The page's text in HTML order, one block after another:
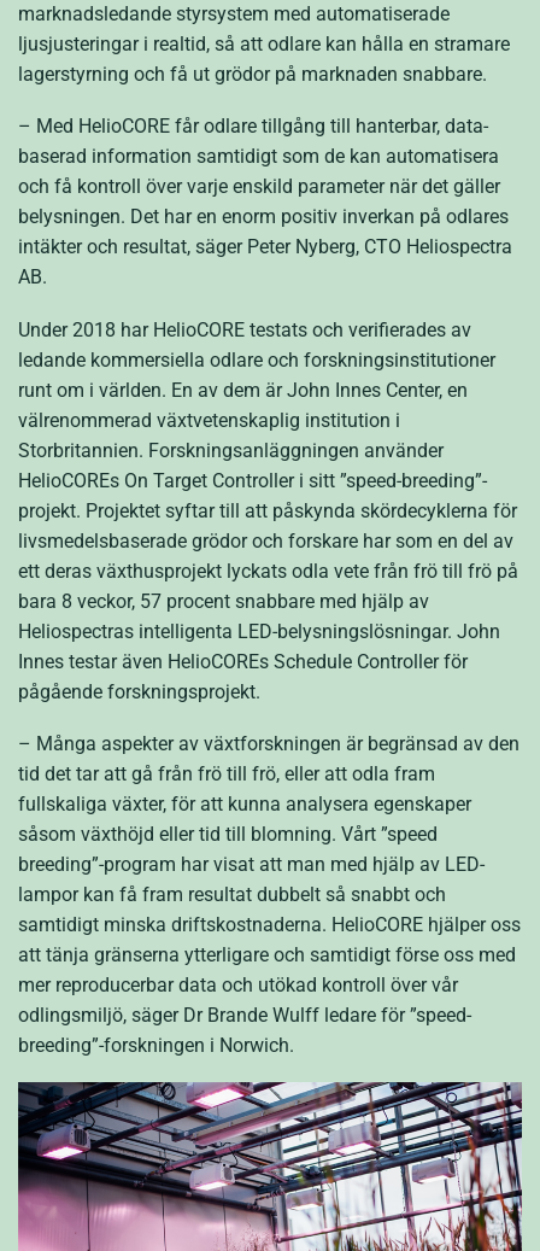
marknadsledande styrsystem med automatiserade
ljusjusteringar i realtid, så att odlare kan hålla en stramare
lagerstyrning och få ut grödor på marknaden snabbare.
– Med HelioCORE får odlare tillgång till hanterbar, data-
baserad information samtidigt som de kan automatisera
och få kontroll över varje enskild parameter när det gäller
belysningen. Det har en enorm positiv inverkan på odlares
intäkter och resultat, säger Peter Nyberg, CTO Heliospectra
AB.
Under 2018 har HelioCORE testats och verifierades av
ledande kommersiella odlare och forskningsinstitutioner
runt om i världen. En av dem är John Innes Center, en
välrenommerad växtvetenskaplig institution i
Storbritannien. Forskningsanläggningen använder
HelioCOREs On Target Controller i sitt ”speed-breeding”-
projekt. Projektet syftar till att påskynda skördecyklerna för
livsmedelsbaserade grödor och forskare har som en del av
ett deras växthusprojekt lyckats odla vete från frö till frö på
bara 8 veckor, 57 procent snabbare med hjälp av
Heliospectras intelligenta LED-belysningslösningar. John
Innes testar även HelioCOREs Schedule Controller för
pågående forskningsprojekt.
– Många aspekter av växtforskningen är begränsad av den
tid det tar att gå från frö till frö, eller att odla fram
fullskaliga växter, för att kunna analysera egenskaper
såsom växthöjd eller tid till blomning. Vårt ”speed
breeding”-program har visat att man med hjälp av LED-
lampor kan få fram resultat dubbelt så snabbt och
samtidigt minska driftskostnaderna. HelioCORE hjälper oss
att tänja gränserna ytterligare och samtidigt förse oss med
mer reproducerbar data och utökad kontroll över vår
odlingsmiljö, säger Dr Brande Wulff ledare för ”speed-
breeding”-forskningen i Norwich.